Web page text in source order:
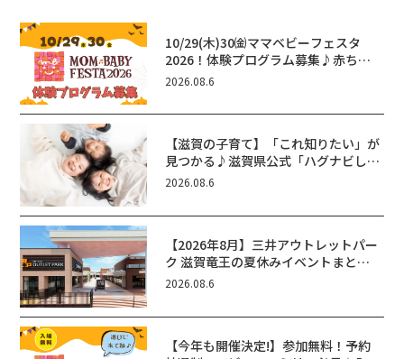
10/29(木)30㈮ママベビーフェスタ
2026！体験プログラム募集♪赤ちゃ
ん向けイベントに出演しませんか？
2026.08.6
【滋賀の子育て】「これ知りたい」が
見つかる♪滋賀県公式「ハグナビし
が」使ってる？おでかけ・制度・子育
2026.08.6
【2026年8月】三井アウトレットパー
ク 滋賀竜王の夏休みイベントまと
め！びしょぬれ水あそび・激辛グル
ん！
2026.08.6
【今年も開催決定!】参加無料！予約